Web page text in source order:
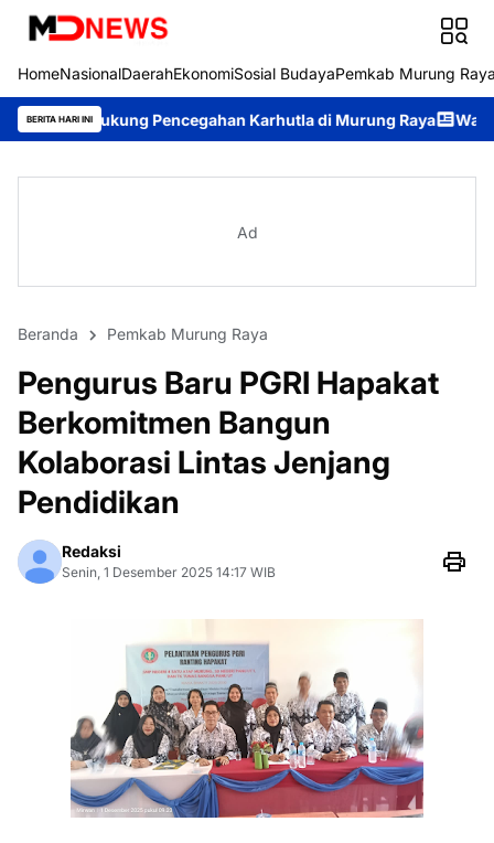
HomeNasionalDaerahEkonomiSosial BudayaPemkab Murung
BERITA HARI INI
Pencegahan Karhutla di Murung Raya Wabup Rahmanto
Ad
Beranda Pemkab Murung Raya
Pengurus Baru PGRI Hapakat
Berkomitmen Bangun
Kolaborasi Lintas Jenjang
Pendidikan
Redaksi
Senin, 1 Desember 2025 14:17 WIB